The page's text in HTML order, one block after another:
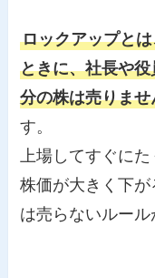
ロックアップと
ときに、社長や
分の株は売りま
す。
上場してすぐに
株価が大きく下
は売らないルール